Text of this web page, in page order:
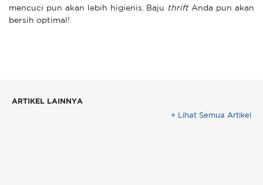
mencuci pun akan lebih higienis. Baju
thrift Anda pun akan
bersih optimal!
ARTIKEL LAINNYA
+ Lihat Semua Artikel